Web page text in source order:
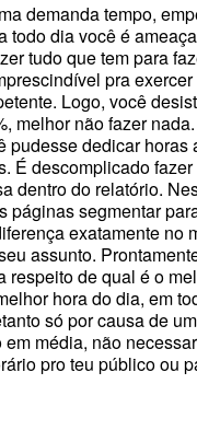
demanda tempo,
todo dia você é
tudo que tem para
pra
Logo, você
melhor não fazer
pudesse dedicar horas
É descomplicado
dentro do relatório.
páginas segmentar
exatamente no
assunto.
respeito de qual é o
hora do dia, em
só por causa de
média, não
pro teu público ou